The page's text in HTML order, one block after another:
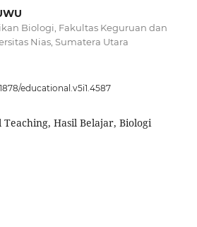
Biologi, Fakultas Keguruan dan
Nias, Sumatera Utara
educational.v5i1.4587
Teaching, Hasil Belajar, Biologi